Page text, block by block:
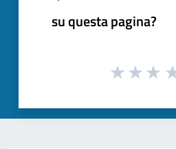
su questa pagina?